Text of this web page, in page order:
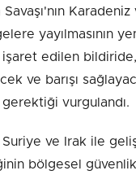
yayılmasının
işaret edilen
ve barışı
gerektiği vurgulandı.
Suriye ve Irak ile
bölgesel güvenlik